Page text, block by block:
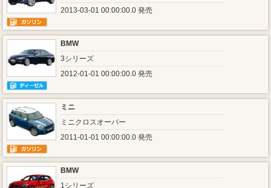
2013-03-01 00:00:00.0 発売
BMW
3シリーズ
2012-01-01 00:00:00.0 発売
ミニ
ミニクロスオーバー
2011-01-01 00:00:00.0 発売
BMW
1シリーズ